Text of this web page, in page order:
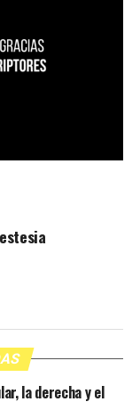
la derecha y el